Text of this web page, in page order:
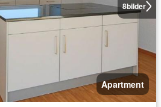
8bilder
Apartment